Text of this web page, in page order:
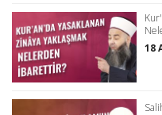
18